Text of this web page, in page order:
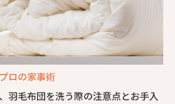
ロの家事術
羽毛布団を洗う際の注意点とお手入